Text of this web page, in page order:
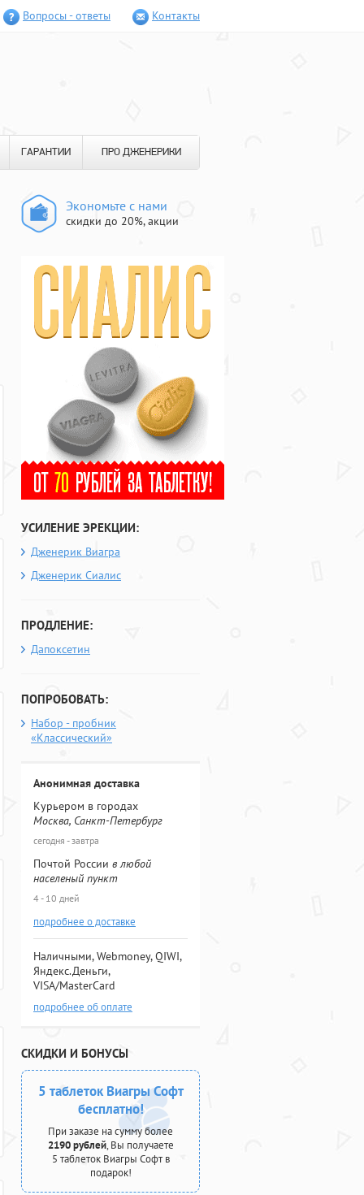
Вопросы - ответы Контакты
ГАРАНТИИ ПРО ДЖЕНЕРИКИ
Экономьте с нами
скидки до 20%, акции
УСИЛЕНИЕ ЭРЕКЦИИ:
Дженерик Виагра
Дженерик Сиалис
ПРОДЛЕНИЕ:
Дапоксетин
ПОПРОБОВАТЬ:
Набор - пробник
«Классический»
Анонимная доставка
Курьером в городах
Москва, Санкт-Петербург
сегодня - завтра
Почтой России в любой
населеный пункт
4 - 10 дней
подробнее о доставке
Наличными, Webmoney, QIWI,
Яндекс.Деньги,
VISA/MasterCard
подробнее об оплате
СКИДКИ И БОНУСЫ
5 таблеток Виагры Софт
бесплатно!
При заказе на сумму более
2190 рублей, Вы получаете
5 таблеток Виагры Софт в
подарок!